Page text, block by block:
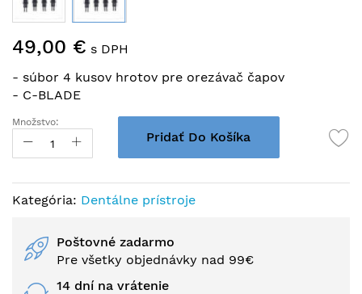
na
galérie
obrázkov
49,00 € s DPH
- súbor 4 kusov hrotov pre orezávač čapov
- C-BLADE
Množstvo:
Pridať Do Košíka
Kategória: Dentálne prístroje
Poštovné zadarmo
Pre všetky objednávky nad 99€
14 dní na vrátenie